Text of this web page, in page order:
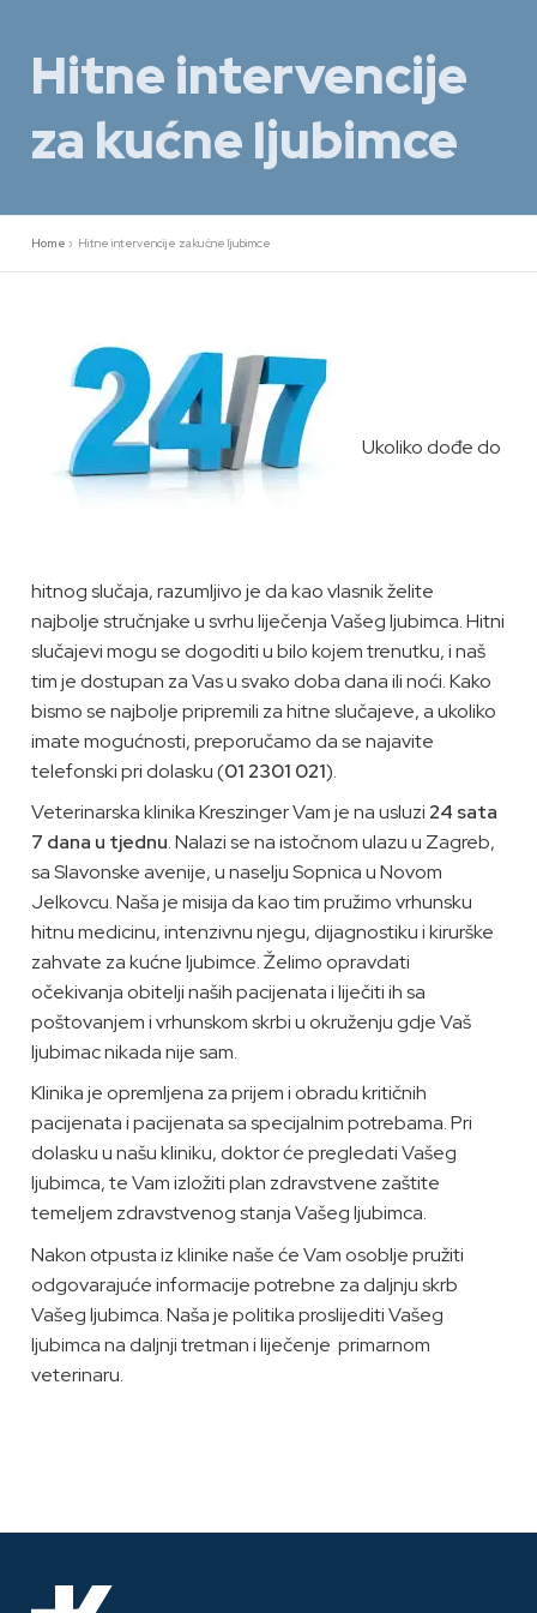
sadržajHitne intervencije
za kućne ljubimce
Home » Hitne intervencije za kućne ljubimce
Ukoliko dođe do
hitnog slučaja, razumljivo je da kao vlasnik želite
najbolje stručnjake u svrhu liječenja Vašeg ljubimca. Hitni
slučajevi mogu se dogoditi u bilo kojem trenutku, i naš
tim je dostupan za Vas u svako doba dana ili noći. Kako
bismo se najbolje pripremili za hitne slučajeve, a ukoliko
imate mogućnosti, preporučamo da se najavite
telefonski pri dolasku (01 2301 021).
Veterinarska klinika Kreszinger Vam je na usluzi 24 sata
7 dana u tjednu. Nalazi se na istočnom ulazu u Zagreb,
sa Slavonske avenije, u naselju Sopnica u Novom
Jelkovcu. Naša je misija da kao tim pružimo vrhunsku
hitnu medicinu, intenzivnu njegu, dijagnostiku i kirurške
zahvate za kućne ljubimce. Želimo opravdati
očekivanja obitelji naših pacijenata i liječiti ih sa
poštovanjem i vrhunskom skrbi u okruženju gdje Vaš
ljubimac nikada nije sam.
Klinika je opremljena za prijem i obradu kritičnih
pacijenata i pacijenata sa specijalnim potrebama. Pri
dolasku u našu kliniku, doktor će pregledati Vašeg
ljubimca, te Vam izložiti plan zdravstvene zaštite
temeljem zdravstvenog stanja Vašeg ljubimca.
Nakon otpusta iz klinike naše će Vam osoblje pružiti
odgovarajuće informacije potrebne za daljnju skrb
Vašeg ljubimca. Naša je politika proslijediti Vašeg
ljubimca na daljnji tretman i liječenje primarnom
veterinaru.